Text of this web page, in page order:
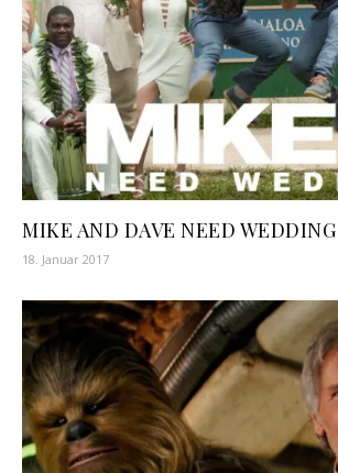
MIKE AND DAVE NEED
18. Januar 2017